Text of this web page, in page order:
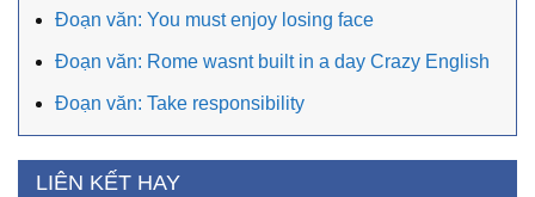
Đoạn văn: You must enjoy losing face
Đoạn văn: Rome wasnt built in a day Crazy English
Đoạn văn: Take responsibility
LIÊN KẾT HAY